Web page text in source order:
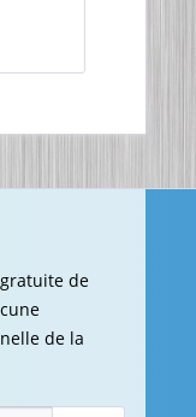
de
de la